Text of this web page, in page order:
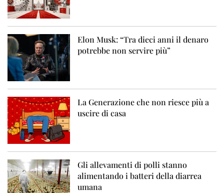
Elon Musk: “Tra dieci anni il denaro
potrebbe non servire più”
La Generazione che non riesce più a
uscire di casa
Gli allevamenti di polli stanno
alimentando i batteri della diarrea
umana